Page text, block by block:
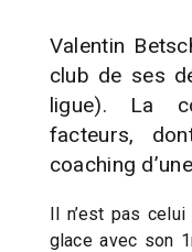
Valentin
club de ses
ligue). La
facteurs,
coaching
Il n’est pas celui
glace avec son